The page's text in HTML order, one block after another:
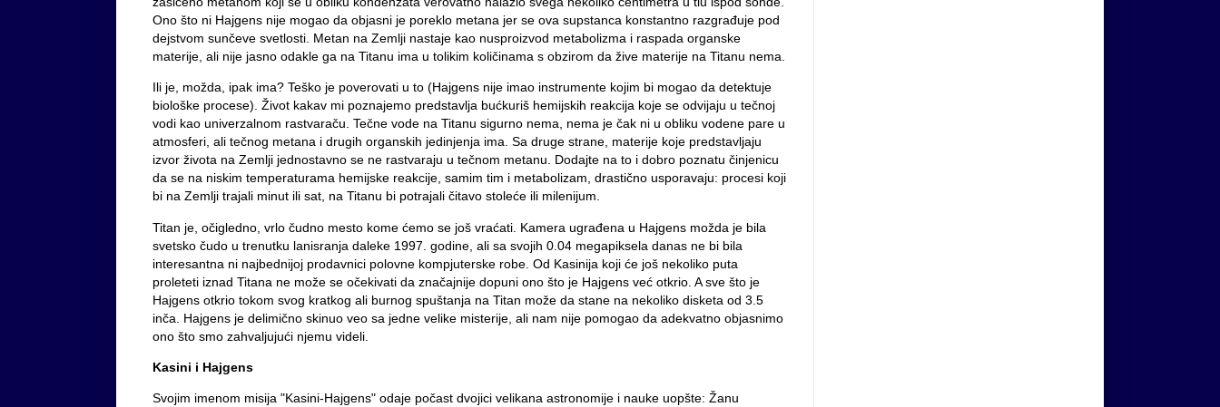
Ono što ni Hajgens nije mogao da objasni je poreklo metana jer se ova supstanca konstantno razgrađuje pod
dejstvom sunčeve svetlosti. Metan na Zemlji nastaje kao nusproizvod metabolizma i raspada organske
materije, ali nije jasno odakle ga na Titanu ima u tolikim količinama s obzirom da žive materije na Titanu nema.
Ili je, možda, ipak ima? Teško je poverovati u to (Hajgens nije imao instrumente kojim bi mogao da detektuje
biološke procese). Život kakav mi poznajemo predstavlja bućkuriš hemijskih reakcija koje se odvijaju u tečnoj
vodi kao univerzalnom rastvaraču. Tečne vode na Titanu sigurno nema, nema je čak ni u obliku vodene pare u
atmosferi, ali tečnog metana i drugih organskih jedinjenja ima. Sa druge strane, materije koje predstavljaju
izvor života na Zemlji jednostavno se ne rastvaraju u tečnom metanu. Dodajte na to i dobro poznatu činjenicu
da se na niskim temperaturama hemijske reakcije, samim tim i metabolizam, drastično usporavaju: procesi koji
bi na Zemlji trajali minut ili sat, na Titanu bi potrajali čitavo stoleće ili milenijum.
Titan je, očigledno, vrlo čudno mesto kome ćemo se još vraćati. Kamera ugrađena u Hajgens možda je bila
svetsko čudo u trenutku lanisranja daleke 1997. godine, ali sa svojih 0.04 megapiksela danas ne bi bila
interesantna ni najbednijoj prodavnici polovne kompjuterske robe. Od Kasinija koji će još nekoliko puta
proleteti iznad Titana ne može se očekivati da značajnije dopuni ono što je Hajgens već otkrio. A sve što je
Hajgens otkrio tokom svog kratkog ali burnog spuštanja na Titan može da stane na nekoliko disketa od 3.5
inča. Hajgens je delimično skinuo veo sa jedne velike misterije, ali nam nije pomogao da adekvatno objasnimo
ono što smo zahvaljujući njemu videli.
Kasini i Hajgens
Svojim imenom misija "Kasini-Hajgens" odaje počast dvojici velikana astronomije i nauke uopšte: Žanu